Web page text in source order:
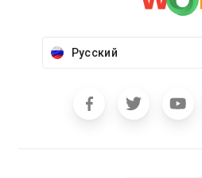
Русский